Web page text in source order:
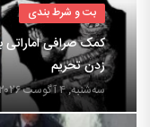
بت و شرط بندی
کمک صرافی
زدن تحریم
سه‌شنبه, ۴ آگوست ۲۰۲۶